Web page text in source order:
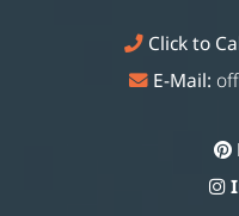
Click to
E-Mail: